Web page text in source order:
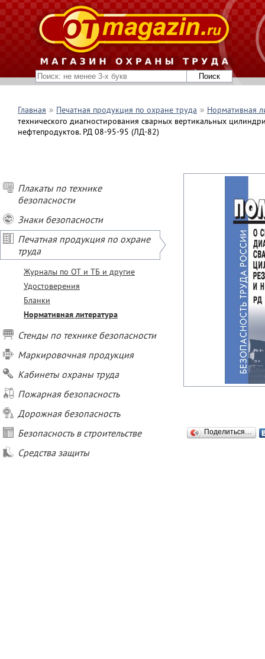
Главная Печатная продукция по охране труда
Нормативная
технического диагностирования сварных вертикальных
нефтепродуктов. РД 08-95-95 (ЛД-82)
Плакаты по технике
безопасности
Знаки безопасности
Печатная продукция по охране
труда
Журналы по ОТ и ТБ и другие
Удостоверения
Бланки
Нормативная литература
Стенды по технике безопасности
Маркировочная продукция
Кабинеты охраны труда
Пожарная безопасность
Дорожная безопасность
Безопасность в строительстве
Средства защиты
Поделиться…